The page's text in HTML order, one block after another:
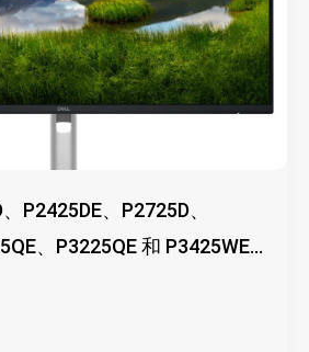
P2425DE、P2725D、
、P3225QE 和 P3425WE